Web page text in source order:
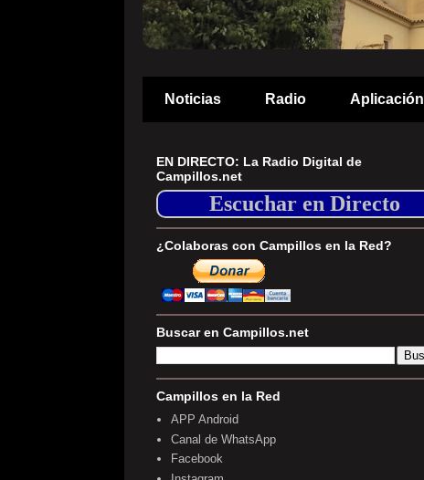
Noticias Radio Aplicación
EN DIRECTO: La Radio Digital de
Campillos.net
Escuchar en Directo
¿Colaboras con Campillos en la Red?
Buscar en Campillos.net
Campillos en la Red
APP Android
Canal de WhatsApp
Facebook